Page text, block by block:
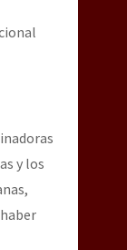
y los